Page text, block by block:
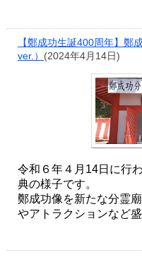
【鄭成功生誕400周年】鄭
ver.） (2024年4月14日)
令和６年４月14日に行
典の様子です。
鄭成功像を新たな分霊
やアトラクションなど